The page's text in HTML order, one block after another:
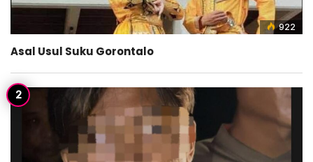
922
Asal Usul Suku Gorontalo